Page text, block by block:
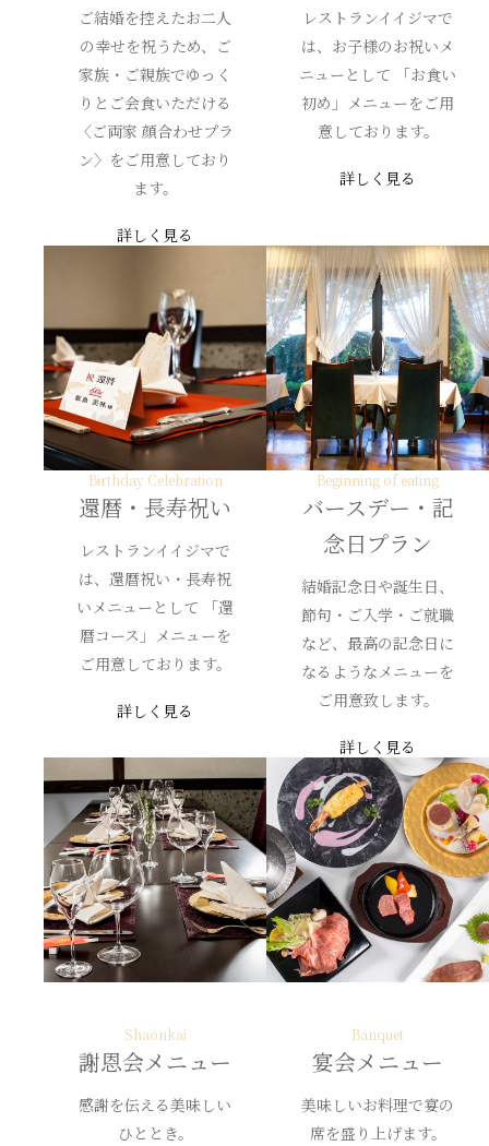
ご結婚を控えたお二人
の幸せを祝うため、ご
家族・ご親族でゆっく
りとご会食いただける
〈ご両家 顔合わせプラ
ン〉をご用意しており
ます。
詳しく見る
レストランイイジマで
は、お子様のお祝いメ
ニューとして 「お食い
初め」メニューをご用
意しております。
詳しく見る
Birthday Celebration
還暦・長寿祝い
レストランイイジマで
は、還暦祝い・長寿祝
いメニューとして 「還
暦コース」メニューを
ご用意しております。
詳しく見る
Beginning of eating
バースデー・記
念日プラン
結婚記念日や誕生日、
節句・ご入学・ご就職
など、最高の記念日に
なるようなメニューを
ご用意致します。
詳しく見る
Shaonkai
謝恩会メニュー
感謝を伝える美味しい
ひととき。
Banquet
宴会メニュー
美味しいお料理で宴の
席を盛り上げます。